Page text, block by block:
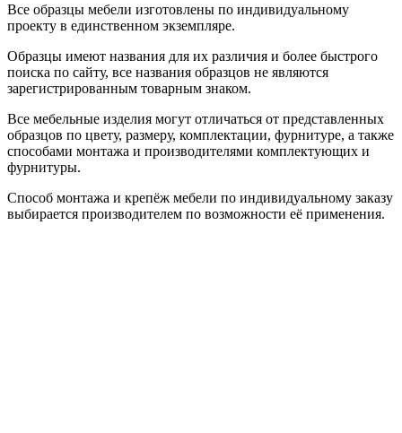
Все образцы мебели изготовлены по индивидуальному
проекту в единственном экземпляре.
Образцы имеют названия для их различия и более быстрого
поиска по сайту, все названия образцов не являются
зарегистрированным товарным знаком.
Все мебельные изделия могут отличаться от представленных
образцов по цвету, размеру, комплектации, фурнитуре, а также
способами монтажа и производителями комплектующих и
фурнитуры.
Способ монтажа и крепёж мебели по индивидуальному заказу
выбирается производителем по возможности её применения.